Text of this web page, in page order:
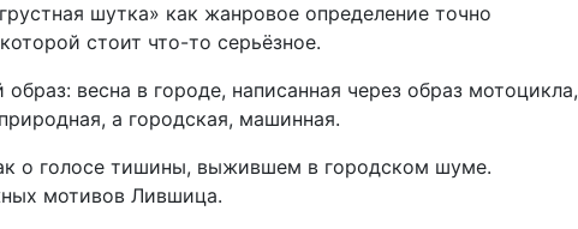
шутка» как жанровое определение точно
стоит что-то серьёзное.
весна в городе, написанная через образ мотоцикла,
а городская, машинная.
о голосе тишины, выжившем в городском шуме.
мотивов Лившица.